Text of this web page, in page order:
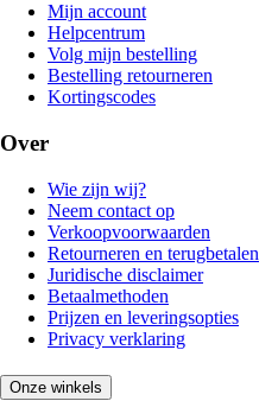
Mijn account
Helpcentrum
Volg mijn bestelling
Bestelling retourneren
Kortingscodes
Over
Wie zijn wij?
Neem contact op
Verkoopvoorwaarden
Retourneren en terugbetalen
Juridische disclaimer
Betaalmethoden
Prijzen en leveringsopties
Privacy verklaring
Onze winkels